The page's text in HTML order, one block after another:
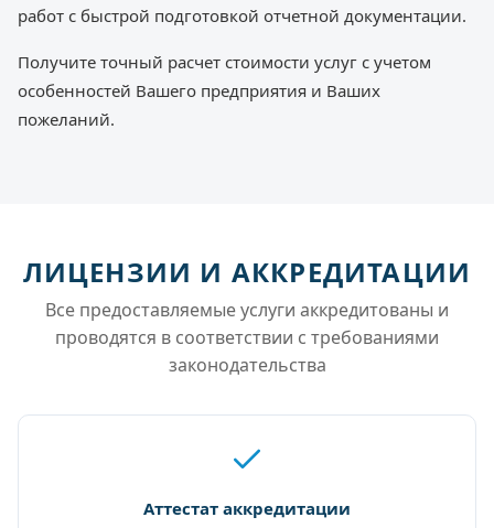
работ с быстрой подготовкой отчетной документации.
Получите точный расчет стоимости услуг с учетом
особенностей Вашего предприятия и Ваших
пожеланий.
ЛИЦЕНЗИИ И АККРЕДИТАЦИИ
Все предоставляемые услуги аккредитованы и
проводятся в соответствии с требованиями
законодательства
Аттестат аккредитации